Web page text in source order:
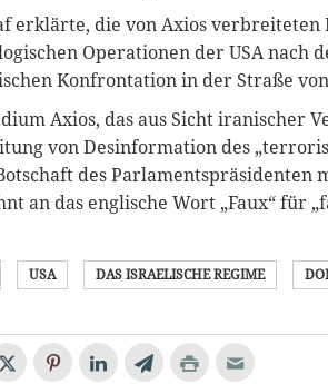
erklärte, die von Axios
Operationen der USA nach
Konfrontation in der Straße
Axios, das aus Sicht
von Desinformation des
des Parlamentspräsidenten
an das englische Wort „Faux“ für
USA DAS ISRAELISCHE REGIME